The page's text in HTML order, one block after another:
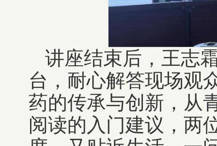
讲座结束后，王志
台，耐心解答现场观
药的传承与创新，从
阅读的入门建议，两